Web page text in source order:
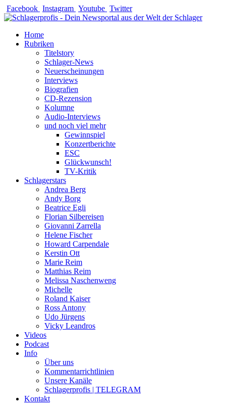
Zum
Inhalt
Facebook Instagram Youtube Twitter
Home
Rubriken
Titelstory
Schlager-News
Neuerscheinungen
Interviews
Biografien
CD-Rezension
Kolumne
Audio-Interviews
und noch viel mehr
Gewinnspiel
Konzertberichte
ESC
Glückwunsch!
TV-Kritik
Schlagerstars
Andrea Berg
Andy Borg
Beatrice Egli
Florian Silbereisen
Giovanni Zarrella
Helene Fischer
Howard Carpendale
Kerstin Ott
Marie Reim
Matthias Reim
Melissa Naschenweng
Michelle
Roland Kaiser
Ross Antony
Udo Jürgens
Vicky Leandros
Videos
Podcast
Info
Über uns
Kommentarrichtlinien
Unsere Kanäle
Schlagerprofis | TELEGRAM
Kontakt